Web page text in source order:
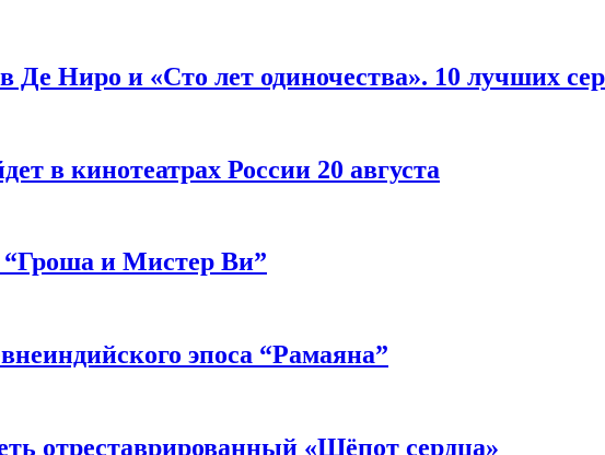
Ниро и «Сто лет одиночества». 10 лучших
в кинотеатрах России 20 августа
“Гроша и Мистер Ви”
эпоса “Рамаяна”
отреставрированный «Шёпот сердца»